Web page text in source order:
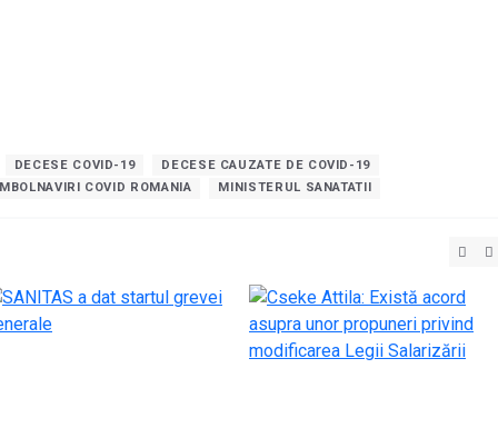
DECESE COVID-19
DECESE CAUZATE DE COVID-19
IMBOLNAVIRI COVID ROMANIA MINISTERUL SANATATII